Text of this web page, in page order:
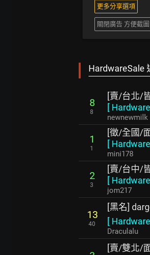
更多分享選項
關閉廣告 方便截圖
HardwareSale
8
8
[賣/台北/
[
newnewmilk
1
1
[徵/全國/
[
mini178
2
3
[賣/台中/
[
jom217
13
40
[黑名]
[
Draculalu
[賣/雙北/